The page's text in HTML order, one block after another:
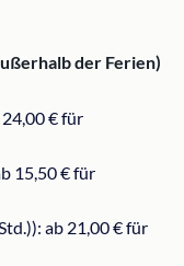
der Ferien)
€ für
15,50 € für
ab 21,00 € für